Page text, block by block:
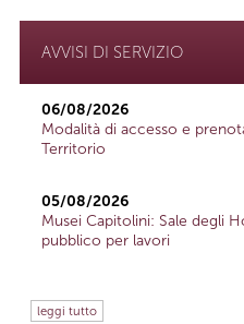
AVVISI DI SERVIZIO
06/08/2026
Modalità di accesso e
Territorio
05/08/2026
Musei Capitolini: Sale degli
pubblico per lavori
leggi tutto